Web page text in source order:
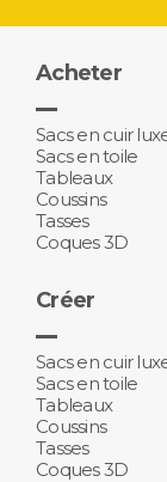
Acheter
Sacs en cuir
Sacs en toile
Tableaux
Coussins
Tasses
Coques 3D
Créer
Sacs en cuir
Sacs en toile
Tableaux
Coussins
Tasses
Coques 3D